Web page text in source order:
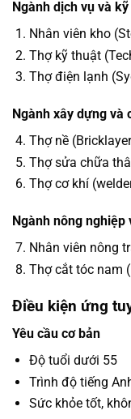
Ngành dịch vụ và
Nhân viên kho
Thợ kỹ thuật
Thợ điện lạnh
Ngành xây dựng và
Thợ nề
Thợ sửa chữa
Thợ cơ khí
Ngành nông nghiệp
Nhân viên nông
Thợ cắt tóc nam
Điều kiện ứng
Yêu cầu cơ bản
Độ tuổi dưới 55
Trình độ tiếng
Sức khỏe tốt,